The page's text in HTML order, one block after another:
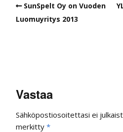
SunSpelt Oy on Vuoden
Luomuyritys 2013
Vastaa
Sähköpostiosoitettasi ei
merkitty *